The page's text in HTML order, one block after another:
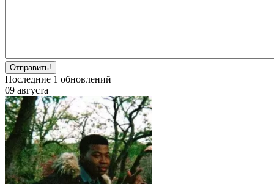
Отправить!
Последние 1 обновлений
09 августа